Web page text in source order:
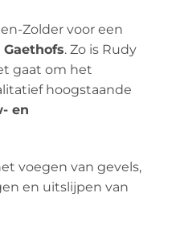
Zolder voor een
Gaethofs. Zo is Rudy
gaat om het
hoogstaande
en
voegen van gevels,
en uitslijpen van